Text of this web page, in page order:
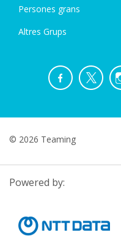
Persones grans
Altres Grups
© 2026 Teaming
Powered by: